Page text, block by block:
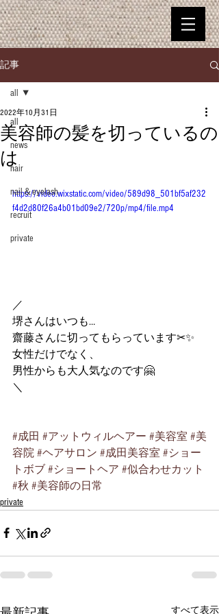
記事
all
news
hair
nail＆eyelash
recruit
private
all
美容師の髪を切っているの
は
2022年10月31日
https://video.wixstatic.com/video/589d98_501bf5af232
f4d2d80f26a4b01bd09e2/720p/mp4/file.mp4
／
堺さんはいつも…
齋藤さんに切ってもらっています✂︎✨
女性だけでなく、
男性からも大人気なのです🤗
＼
#成田 #アットウィルヘアー #美容室 #美
容院 #ヘアサロン #成田美容室 #ショー
トボブ #ショートヘア #似合わせカット
#秋 #美容師の日常
private
すべて表示